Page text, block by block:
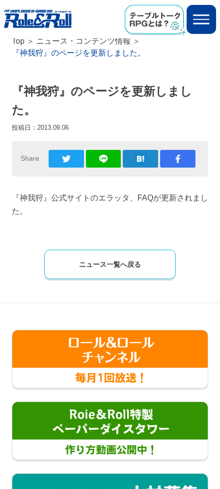
Top
ニュース・コンテンツ情報
『神我狩』のページを更新しました。
『神我狩』のページを更新しまし
た。
投稿日： 2013.09.06
Share
『神我狩』公式サイトのエラッタ、FAQが更新されまし
た。
ニュース一覧へ戻る